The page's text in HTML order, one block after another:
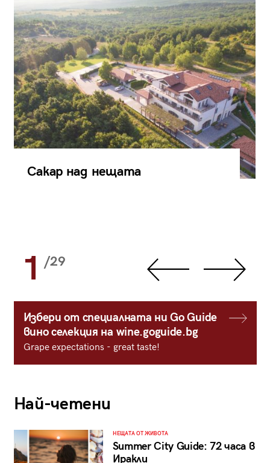
Сакар над нещата
1 /29
Избери от специалната ни Go Guide
вино селекция на wine.goguide.bg
Grape expectations - great taste!
Най-четени
НЕЩАТА ОТ ЖИВОТА
Summer City Guide: 72 часа в
Иракли